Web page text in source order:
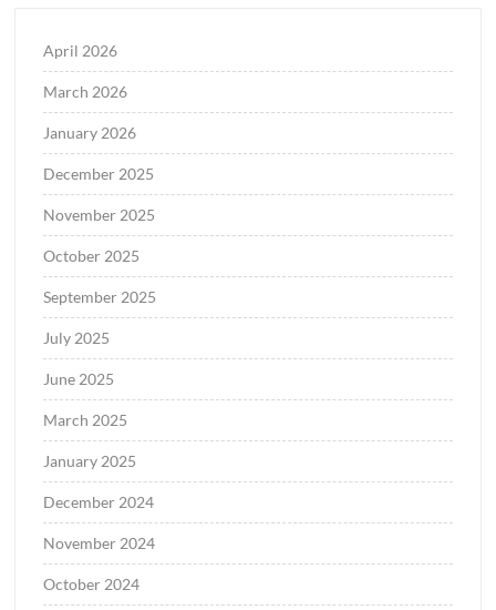
April 2026
March 2026
January 2026
December 2025
November 2025
October 2025
September 2025
July 2025
June 2025
March 2025
January 2025
December 2024
November 2024
October 2024